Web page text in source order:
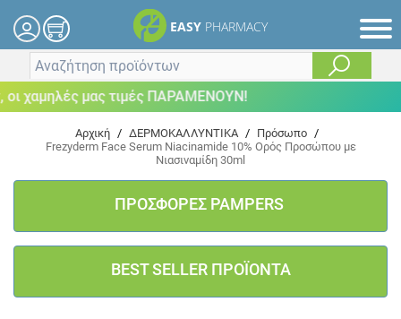
EASY PHARMACY
χαμηλές μας τιμές ΠΑΡΑΜΕΝΟΥΝ!
Αρχική / ΔΕΡΜΟΚΑΛΛΥΝΤΙΚΑ / Πρόσωπο /
Frezyderm Face Serum Niacinamide 10% Ορός Προσώπου με
Νιασιναμίδη 30ml
ΠΡΟΣΦΟΡΕΣ PAMPERS
BEST SELLER ΠΡΟΪΟΝΤΑ